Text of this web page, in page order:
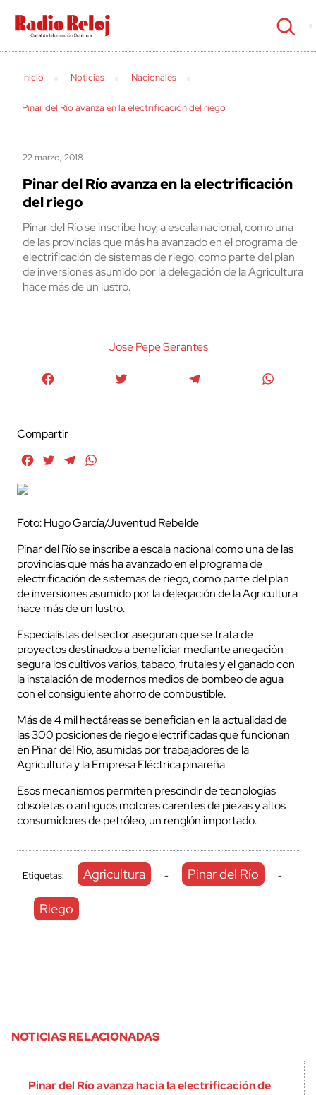
cerrar
Inicio Noticias Nacionales
Pinar del Río avanza en la electrificación del riego
22 marzo, 2018
Pinar del Río avanza en la electrificación
del riego
Pinar del Río se inscribe hoy, a escala nacional, como una
de las provincias que más ha avanzado en el programa de
electrificación de sistemas de riego, como parte del plan
de inversiones asumido por la delegación de la Agricultura
hace más de un lustro.
Jose Pepe Serantes
Compartir
FacebookTwitterTelegram
Foto: Hugo García/Juventud Rebelde
Pinar del Río se inscribe a escala nacional como una de las
provincias que más ha avanzado en el programa de
electrificación de sistemas de riego, como parte del plan
de inversiones asumido por la delegación de la Agricultura
hace más de un lustro.
Especialistas del sector aseguran que se trata de
proyectos destinados a beneficiar mediante anegación
segura los cultivos varios, tabaco, frutales y el ganado con
la instalación de modernos medios de bombeo de agua
con el consiguiente ahorro de combustible.
Más de 4 mil hectáreas se benefician en la actualidad de
las 300 posiciones de riego electrificadas que funcionan
en Pinar del Río, asumidas por trabajadores de la
Agricultura y la Empresa Eléctrica pinareña.
Esos mecanismos permiten prescindir de tecnologías
obsoletas o antiguos motores carentes de piezas y altos
consumidores de petróleo, un renglón importado.
Etiquetas: Agricultura - Pinar del Río -
Riego
NOTICIAS RELACIONADAS
Pinar del Río avanza hacia la electrificación de